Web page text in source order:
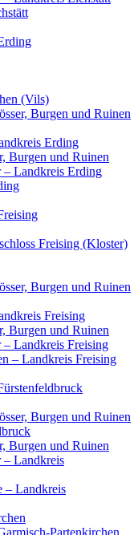
(Vils)
Burgen und Ruinen
Erding
Burgen und Ruinen
– Landkreis Erding
Freising (Kloster)
Burgen und Ruinen
Freising
Burgen und Ruinen
Landkreis Freising
– Landkreis Freising
Burgen und Ruinen
Burgen und Ruinen
– Landkreis
– Landkreis
Partenkirchen